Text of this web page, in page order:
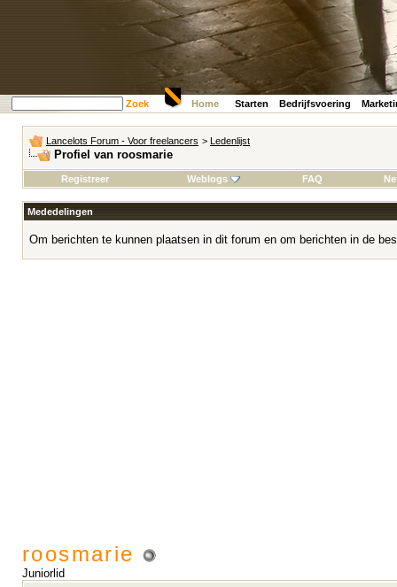
Zoek Home Starten Bedrijfsvoering
Lancelots Forum - Voor freelancers > Ledenlijst
Profiel van roosmarie
Registreer Weblogs FAQ
Mededelingen
Om berichten te kunnen plaatsen in dit forum en om berichten in de
roosmarie
Juniorlid